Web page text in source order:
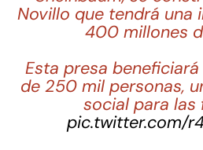
Novillo que tendrá una
400 millones
Esta presa
de 250 mil personas,
social para las
pic.twitter.com/